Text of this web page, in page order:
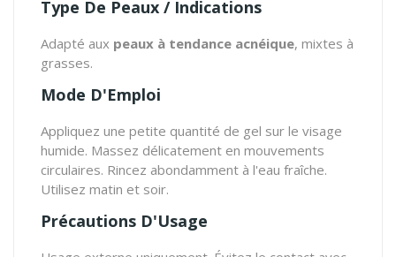
Type De Peaux / Indications
Adapté aux peaux à tendance acnéique, mixtes à
grasses.
Mode D'Emploi
Appliquez une petite quantité de gel sur le visage
humide. Massez délicatement en mouvements
circulaires. Rincez abondamment à l'eau fraîche.
Utilisez matin et soir.
Précautions D'Usage